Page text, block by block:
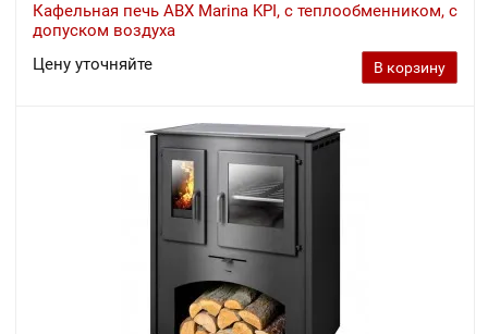
Кафельная печь ABX Marina KPI, с теплообменником, с
допуском воздуха
Цену уточняйте
В корзину